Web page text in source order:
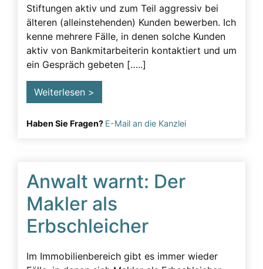
Stiftungen aktiv und zum Teil aggressiv bei
älteren (alleinstehenden) Kunden bewerben. Ich
kenne mehrere Fälle, in denen solche Kunden
aktiv von Bankmitarbeiterin kontaktiert und um
ein Gespräch gebeten […..]
Weiterlesen >
Haben Sie Fragen? E-Mail an die Kanzlei
Anwalt warnt: Der
Makler als
Erbschleicher
Im Immobilienbereich gibt es immer wieder
Gutachten
Körperliche Faktoren
Lügeneffekt
Musterfälle
Notarielle Beurkundung
Pressearbeit
Presseartikel
Pressemitteilung
Rechtsgrundlage